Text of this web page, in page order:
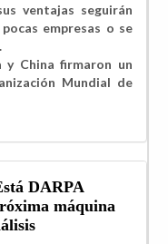
ventajas seguirán
empresas o se
y China firmaron un
Mundial de
DARPA
máquina